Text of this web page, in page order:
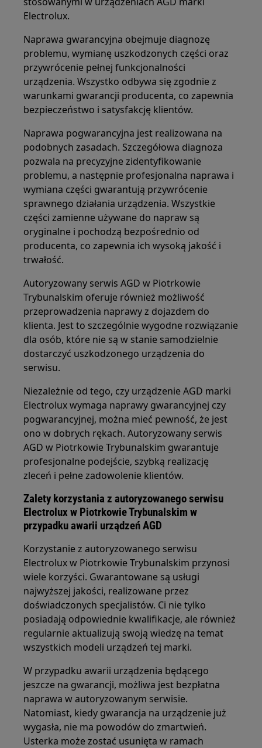
Electrolux.
Naprawa gwarancyjna obejmuje diagnozę
problemu, wymianę uszkodzonych części oraz
przywrócenie pełnej funkcjonalności
urządzenia. Wszystko odbywa się zgodnie z
warunkami gwarancji producenta, co zapewnia
bezpieczeństwo i satysfakcję klientów.
Naprawa pogwarancyjna jest realizowana na
podobnych zasadach. Szczegółowa diagnoza
pozwala na precyzyjne zidentyfikowanie
problemu, a następnie profesjonalna naprawa i
wymiana części gwarantują przywrócenie
sprawnego działania urządzenia. Wszystkie
części zamienne używane do napraw są
oryginalne i pochodzą bezpośrednio od
producenta, co zapewnia ich wysoką jakość i
trwałość.
Autoryzowany serwis AGD w Piotrkowie
Trybunalskim oferuje również możliwość
przeprowadzenia naprawy z dojazdem do
klienta. Jest to szczególnie wygodne rozwiązanie
dla osób, które nie są w stanie samodzielnie
dostarczyć uszkodzonego urządzenia do
serwisu.
Niezależnie od tego, czy urządzenie AGD marki
Electrolux wymaga naprawy gwarancyjnej czy
pogwarancyjnej, można mieć pewność, że jest
ono w dobrych rękach. Autoryzowany serwis
AGD w Piotrkowie Trybunalskim gwarantuje
profesjonalne podejście, szybką realizację
zleceń i pełne zadowolenie klientów.
Zalety korzystania z autoryzowanego serwisu
Electrolux w Piotrkowie Trybunalskim w
przypadku awarii urządzeń AGD
Korzystanie z autoryzowanego serwisu
Electrolux w Piotrkowie Trybunalskim przynosi
wiele korzyści. Gwarantowane są usługi
najwyższej jakości, realizowane przez
doświadczonych specjalistów. Ci nie tylko
posiadają odpowiednie kwalifikacje, ale również
regularnie aktualizują swoją wiedzę na temat
wszystkich modeli urządzeń tej marki.
W przypadku awarii urządzenia będącego
jeszcze na gwarancji, możliwa jest bezpłatna
naprawa w autoryzowanym serwisie.
Natomiast, kiedy gwarancja na urządzenie już
wygasła, nie ma powodów do zmartwień.
Usterka może zostać usunięta w ramach